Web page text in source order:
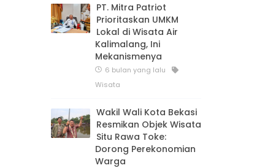
PT. Mitra Patriot
Prioritaskan UMKM
Lokal di Wisata Air
Kalimalang, Ini
Mekanismenya
6 bulan yang lalu
Wisata
Wakil Wali Kota Bekasi
Resmikan Objek Wisata
Situ Rawa Toke:
Dorong Perekonomian
Warga